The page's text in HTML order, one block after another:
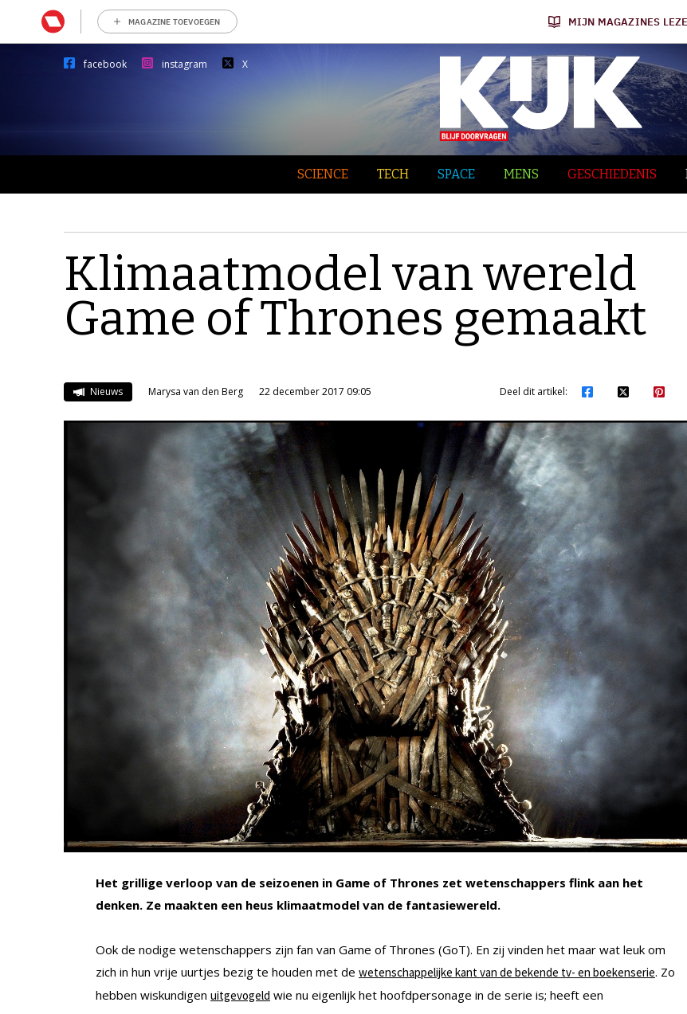
MAGAZINE TOEVOEGEN MIJN MAGAZINES
facebook instagram X
SCIENCE TECH SPACE MENS GESCHIEDENIS
Klimaatmodel van wereld
Game of Thrones gemaakt
Nieuws Marysa van den Berg 22 december 2017 09:05 Deel dit artikel:
Het grillige verloop van de seizoenen in Game of Thrones zet wetenschappers flink aan het
denken. Ze maakten een heus klimaatmodel van de fantasiewereld.
Ook de nodige wetenschappers zijn fan van Game of Thrones (GoT). En zij vinden het maar wat leuk om
zich in hun vrije uurtjes bezig te houden met de wetenschappelijke kant van de bekende tv- en boekenserie. Zo
hebben wiskundigen uitgevogeld wie nu eigenlijk het hoofdpersonage in de serie is; heeft een